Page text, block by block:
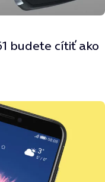
budete cítiť ako